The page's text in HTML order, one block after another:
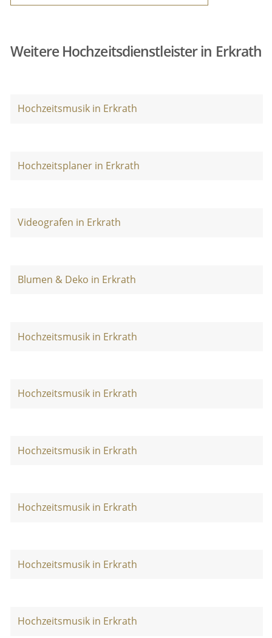
Weitere Hochzeitsdienstleister in Erkrath
Hochzeitsmusik in Erkrath
Hochzeitsplaner in Erkrath
Videografen in Erkrath
Blumen & Deko in Erkrath
Hochzeitsmusik in Erkrath
Hochzeitsmusik in Erkrath
Hochzeitsmusik in Erkrath
Hochzeitsmusik in Erkrath
Hochzeitsmusik in Erkrath
Hochzeitsmusik in Erkrath